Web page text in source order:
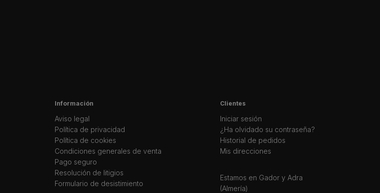
Información
Aviso legal
Política de privacidad
Política de cookies
Condiciones generales de venta
Pago seguro
Resolución de litigios
Formulario de desistimiento
Clientes
Iniciar sesión
¿Ha olvidado su contraseña?
Historial de pedidos
Mis direcciones
Estamos en Gador y Adra
(Almería)